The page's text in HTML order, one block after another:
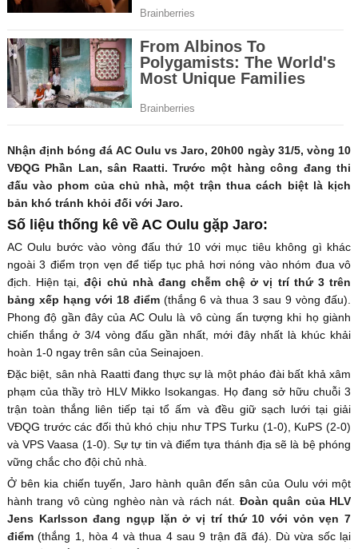
Nhận định bóng đá AC Oulu vs Jaro, 20h00 ngày 31/5, vòng 10
VĐQG Phần Lan, sân Raatti. Trước một hàng công đang thi
đấu vào phom của chủ nhà, một trận thua cách biệt là kịch
bản khó tránh khỏi đối với Jaro.
Số liệu thống kê về AC Oulu gặp Jaro:
AC Oulu bước vào vòng đấu thứ 10 với mục tiêu không gì khác
ngoài 3 điểm trọn vẹn để tiếp tục phả hơi nóng vào nhóm đua vô
địch. Hiện tại,
đội chủ nhà đang chễm chệ ở vị trí thứ 3 trên
bảng xếp hạng với 18 điểm(thắng 6 và thua 3 sau 9 vòng đấu).
Phong độ gần đây của AC Oulu là vô cùng ấn tượng khi họ giành
chiến thắng ở 3/4 vòng đấu gần nhất, mới đây nhất là khúc khải
hoàn 1-0 ngay trên sân của Seinajoen.
Đặc biệt, sân nhà Raatti đang thực sự là một pháo đài bất khả xâm
phạm của thầy trò HLV Mikko Isokangas. Họ đang sở hữu chuỗi 3
trận toàn thắng liên tiếp tại tổ ấm và đều giữ sạch lưới tại giải
VĐQG trước các đối thủ khó chịu như TPS Turku (1-0), KuPS (2-0)
và VPS Vaasa (1-0). Sự tự tin và điểm tựa thánh địa sẽ là bệ phóng
vững chắc cho đội chủ nhà.
Ở bên kia chiến tuyến, Jaro hành quân đến sân của Oulu với một
hành trang vô cùng nghèo nàn và rách nát. Đoàn quân của HLV
Jens Karlsson đang ngụp lặn ở vị trí thứ 10 với vỏn vẹn 7
điểm(thắng 1, hòa 4 và thua 4 sau 9 trận đã đá). Dù vừa sốc lại